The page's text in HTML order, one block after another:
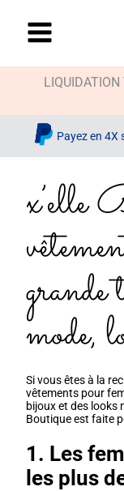
Payez en
x’elle
grande
mode,
Si vous êtes à la
vêtements pour
bijoux et des looks
Boutique est faite
1. Les
les plus